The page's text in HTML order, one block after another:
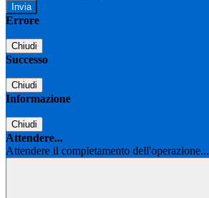
Errore
Chiudi
Successo
Chiudi
Informazione
Chiudi
Attendere...
Attendere il completamento dell'operazione...